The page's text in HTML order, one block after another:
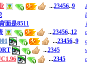
...23456..9
面是8511
...23456..12
...23456..9
...2345
...2345